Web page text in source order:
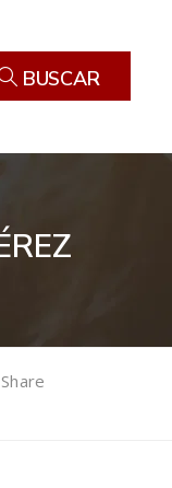
BUSCAR
Share